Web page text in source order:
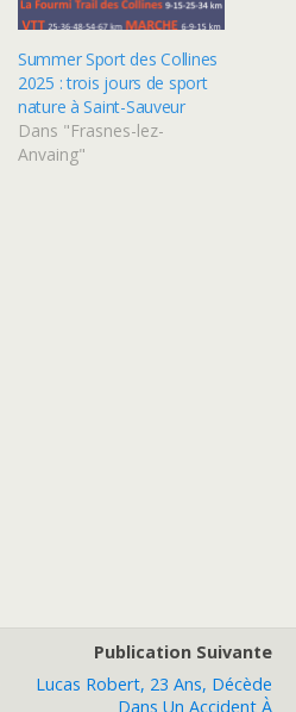
Summer Sport des Collines
2025 : trois jours de sport
nature à Saint-Sauveur
Dans "Frasnes-lez-
Anvaing"
Publication Suivante
Lucas Robert, 23 Ans, Décède
Dans Un Accident À